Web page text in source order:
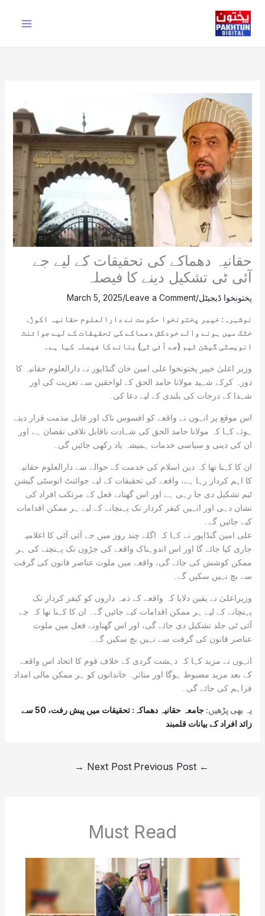
content
حقانیہ دھماکے کی تحقیقات کے لیے جے
آئی ٹی تشکیل دینے کا فیصلہ
پختونخوا ڈیجیٹل/
Leave a Comment
/
March 5, 2025
نوشہرہ: خیبر پختونخوا حکومت نے دارالعلوم حقانیہ اکوڑہ
خٹک میں ہونے والے خودکش دھماکے کی تحقیقات کے لیے جوائنٹ
انویسٹی گیشن ٹیم (جے آئی ٹی) بنانے کا فیصلہ کیا ہے۔
وزیر اعلیٰ خیبر پختونخوا علی امین خان گنڈاپور نے دارالعلوم حقانیہ کا
دورہ کرکے شہید مولانا حامد الحق کے لواحقین سے تعزیت کی اور
شہدا کے درجات کی بلندی کے لیے دعا کی۔
اس موقع پر انہوں نے واقعے کو افسوس ناک اور قابل مذمت قرار دیتے
ہوئے کہا کہ مولانا حامد الحق کی شہادت ناقابل تلافی نقصان ہے اور
ان کی دینی و سیاسی خدمات ہمیشہ یاد رکھی جائیں گی۔
ان کا کہنا تھا کہ دین اسلام کی خدمت کے حوالے سے دارالعلوم حقانیہ
کا اہم کردار رہا ہے، واقعے کی تحقیقات کے لیے جوائنٹ انوسٹی گیشن
ٹیم تشکیل دی جا رہی ہے اور اس گھنانے فعل کے مرتکب افراد کی
نشان دہی اور انہیں کیفر کردار تک پہنچانے کے لیے ہر ممکن اقدامات
کیے جائیں گے۔
علی امین گنڈاپور نے کہا کہ اگلے چند روز میں جے آئی آٹی کا اعلامیہ
جاری کیا جائے گا اور اس اندوہناک واقعے کی جڑوں تک پہنچنے کی ہر
ممکن کوشش کی جائے گی، واقعے میں ملوث عناصر قانون کی گرفت
سے بچ نہیں سکیں گے۔
وزیراعلیٰ نے یقین دلایا کہ واقعے کے ذمہ داروں کو کیفر کردار تک
پہنچانے کے لیے ہر ممکن اقدامات کیے جائیں گے۔ ان کا کہنا تھا کہ جے
آئی ٹی جلد تشکیل دی جائے گی، اور اس گھناونے فعل میں ملوث
عناصر قانون کی گرفت سے نہیں بچ سکیں گے۔
انہوں نے مزید کہا کہ دہشت گردی کے خلاف قوم کا اتحاد اس واقعے
کے بعد مزید مضبوط ہوگا اور متاثرہ خاندانوں کو ہر ممکن مالی امداد
فراہم کی جائے گی۔
یہ بھی پڑھیں:
جامعہ حقانیہ دھماکہ: تحقیقات میں پیش رفت، 50 سے
زائد افراد کے بیانات قلمبند
←
Next Post
→
Must Read